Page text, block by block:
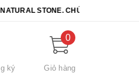
CHÚC QUÝ KHÁCH CHỌN
ký
0
Giỏ hàng